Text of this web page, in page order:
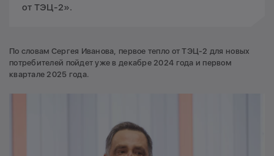
от ТЭЦ-2».
По словам Сергея Иванова, первое тепло от ТЭЦ-2 для новых
потребителей пойдет уже в декабре 2024 года и первом
квартале 2025 года.